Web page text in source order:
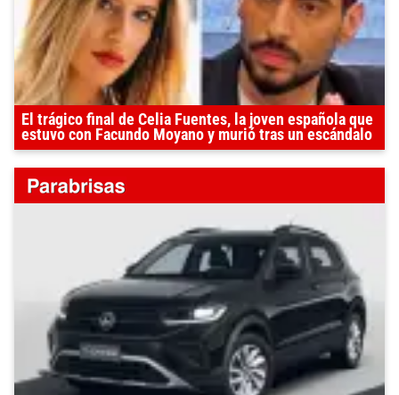
El trágico final de Celia Fuentes, la joven española que
estuvo con Facundo Moyano y murió tras un escándalo